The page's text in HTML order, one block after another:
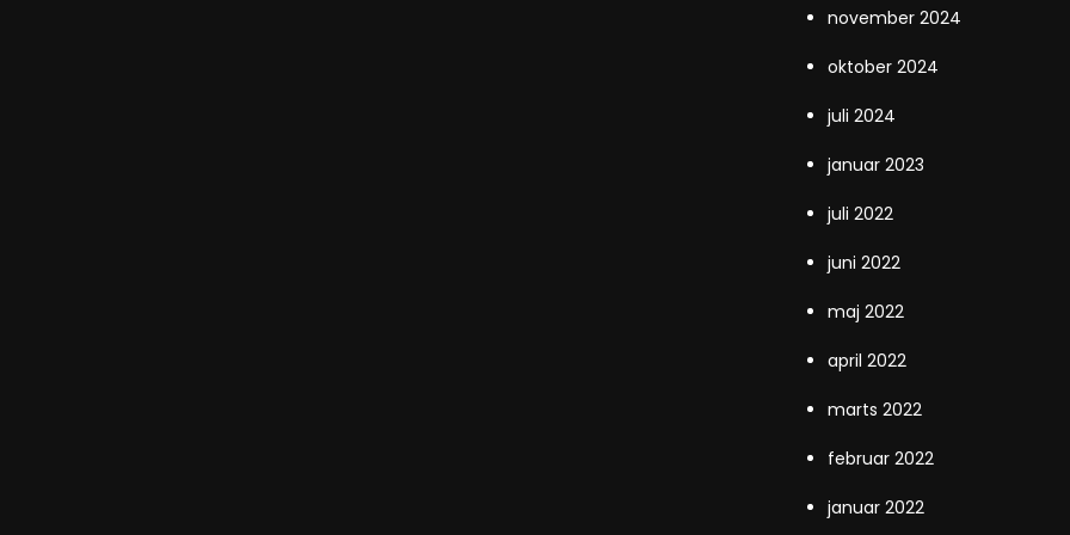
november 2024
oktober 2024
juli 2024
januar 2023
juli 2022
juni 2022
maj 2022
april 2022
marts 2022
februar 2022
januar 2022